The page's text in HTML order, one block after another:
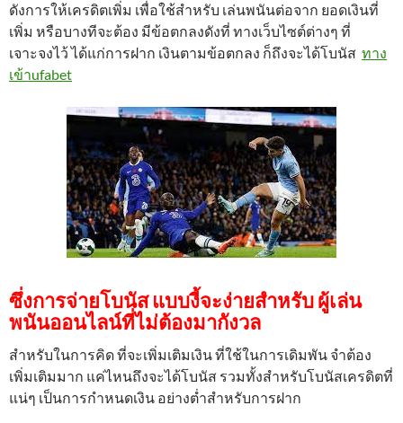
ดังการให้เครดิตเพิ่ม เพื่อใช้สำหรับ เล่นพนันต่อจาก ยอดเงินที่
เพิ่ม หรือบางทีจะต้อง มีข้อตกลงดังที่ ทางเว็บไซต์ต่างๆ ที่
เจาะจงไว้ ได้แก่การฝาก เงินตามข้อตกลง ก็ถึงจะได้โบนัส ทาง
เข้าufabet
ซึ่งการจ่ายโบนัส แบบงี้จะง่ายสำหรับ ผู้เล่น
พนันออนไลน์ที่ไม่ต้องมากังวล
สำหรับในการคิด ที่จะเพิ่มเติมเงิน ที่ใช้ในการเดิมพัน จำต้อง
เพิ่มเติมมาก แค่ไหนถึงจะได้โบนัส รวมทั้งสำหรับโบนัสเครดิตที่
แน่ๆ เป็นการกำหนดเงิน อย่างต่ำสำหรับการฝาก